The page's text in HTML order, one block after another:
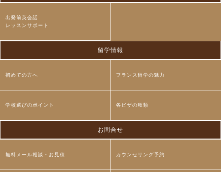
出発前英会話
レッスンサポート
留学情報
初めての方へ フランス留学の魅力
学校選びのポイント 各ビザの種類
お問合せ
無料メール相談・お見積 カウンセリング予約